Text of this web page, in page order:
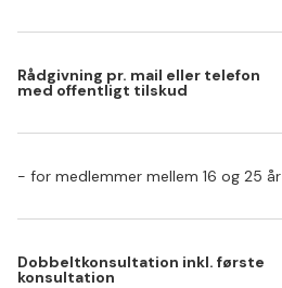
Rådgivning pr. mail eller telefon
med offentligt tilskud
- for medlemmer mellem 16 og 25 år
Dobbeltkonsultation inkl. første
konsultation